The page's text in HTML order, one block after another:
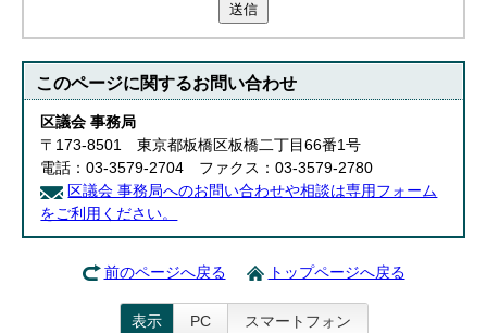
送信
このページに関するお問い合わせ
区議会 事務局
〒173-8501 東京都板橋区板橋二丁目66番1号
電話：03-3579-2704 ファクス：03-3579-2780
区議会 事務局へのお問い合わせや相談は専用フォーム
をご利用ください。
前のページへ戻る トップページへ戻る
表示 PC スマートフォン